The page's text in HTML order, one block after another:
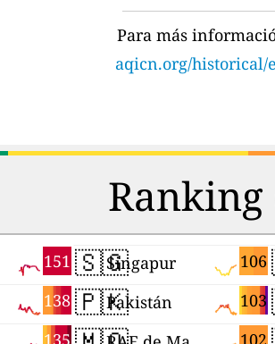
Para más
aqicn.org/
151
138
135
🇸🇬 106
Singapur
🇵🇰 103
Pakistán
102